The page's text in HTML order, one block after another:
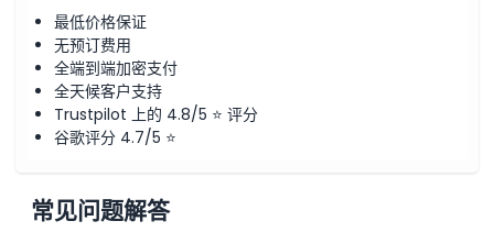
最低价格保证
无预订费用
全端到端加密支付
全天候客户支持
Trustpilot 上的 4.8/5 ⭐ 评分
谷歌评分 4.7/5 ⭐
常见问题解答